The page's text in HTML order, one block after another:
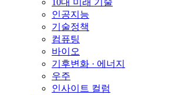
10대 미래 기술
인공지능
기술정책
컴퓨팅
바이오
기후변화 · 에너지
우주
인사이트 컬럼